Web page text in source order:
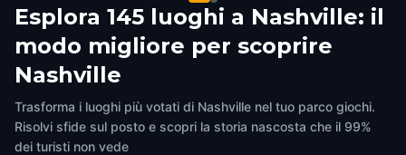
Esplora 145 luoghi a Nashville: il
modo migliore per scoprire
Nashville
Trasforma i luoghi più votati di Nashville nel tuo parco giochi.
Risolvi sfide sul posto e scopri la storia nascosta che il 99%
dei turisti non vede